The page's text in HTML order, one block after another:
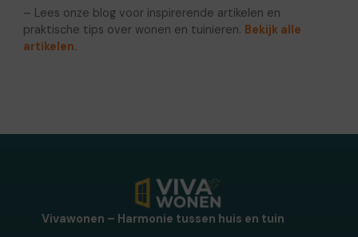
– Lees onze blog voor inspirerende artikelen en
praktische tips over wonen en tuinieren. Bekijk alle
artikelen.
Vivawonen – Harmonie tussen huis en tuin